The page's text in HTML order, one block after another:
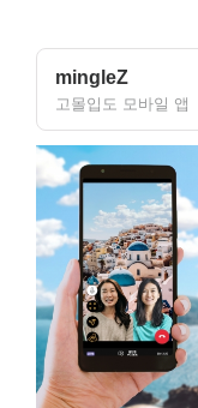
mingleZ
고몰입도 모바일 앱